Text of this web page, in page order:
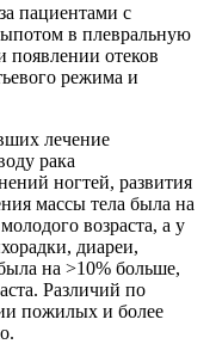
пациентами с
в плевральную
появлении отеков
режима и
лечение
рака
ногтей, развития
массы тела была на
возраста, а у
диареи,
на >10% больше,
Различий по
пожилых и более